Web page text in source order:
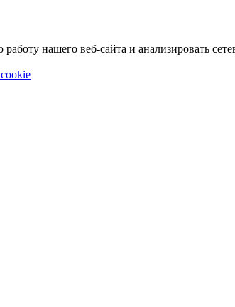
нашего веб-сайта и анализировать